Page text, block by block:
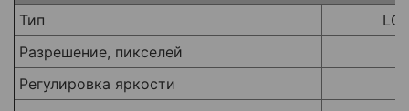
Тип
Разрешение, пикселей
Регулировка яркости